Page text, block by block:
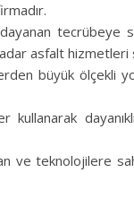
tecrübeye
asfalt hizmetleri
büyük ölçekli
kullanarak
ve teknolojilere